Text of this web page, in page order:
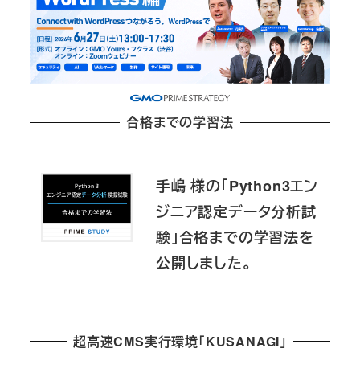
合格までの学習法
手嶋 様の「Python3エン
ジニア認定データ分析試
験」合格までの学習法を
公開しました。
超高速CMS実行環境「KUSANAGI」